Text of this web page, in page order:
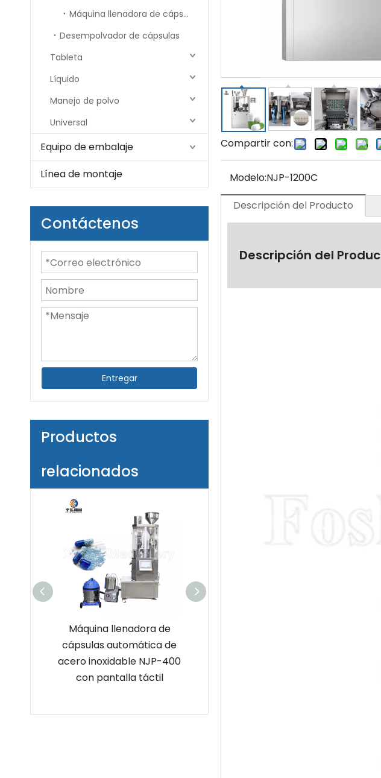
Máquina llenadora de cápsulas blandas
Desempolvador de cápsulas
Tableta
Líquido
Manejo de polvo
Universal
Equipo de embalaje
Línea de montaje
Contáctenos
Entregar
Productos
relacionados
Máquina llenadora de
cápsulas automática de
acero inoxidable NJP-400
con pantalla táctil
Compartir con:
Modelo:NJP-1200C
Descripción del Producto
Descripción del